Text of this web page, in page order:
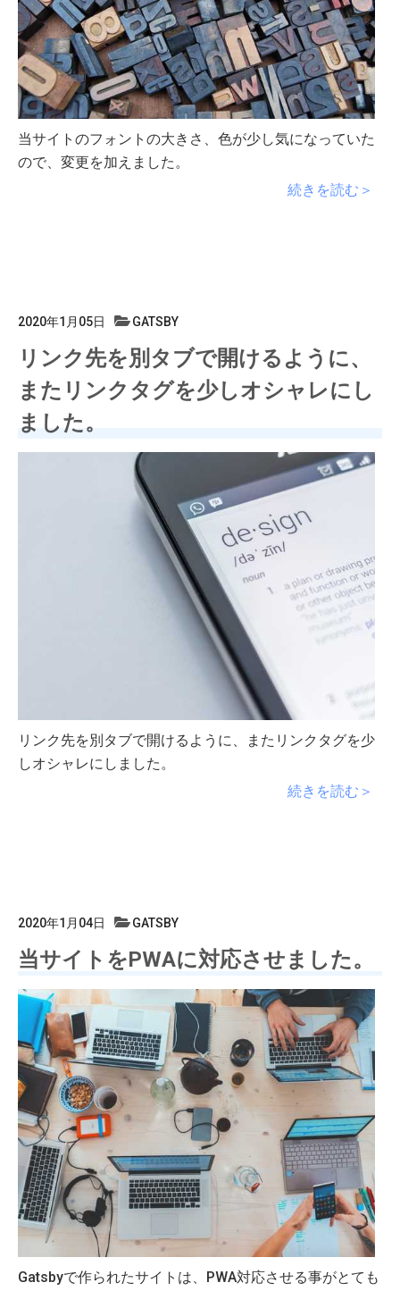
当サイトのフォントの大きさ、色が少し気になっていた
ので、変更を加えました。
続きを読む＞
2020年1月05日 GATSBY
リンク先を別タブで開けるように、
またリンクタグを少しオシャレにし
ました。
リンク先を別タブで開けるように、またリンクタグを少
しオシャレにしました。
続きを読む＞
2020年1月04日 GATSBY
当サイトをPWAに対応させました。
Gatsbyで作られたサイトは、PWA対応させる事がとても